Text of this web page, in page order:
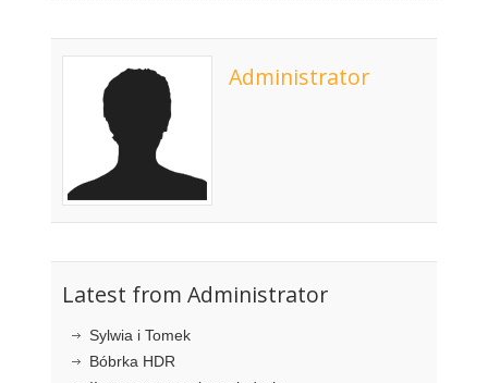
Administrator
Latest from Administrator
Sylwia i Tomek
Bóbrka HDR